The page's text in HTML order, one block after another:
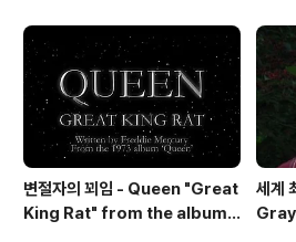
변절자의 꾀임 - Queen "Great
King Rat" from the album
세계
Gray